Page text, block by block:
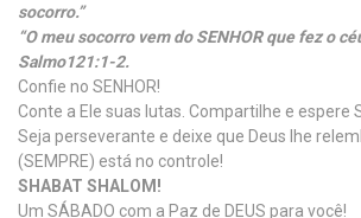
socorro.”
“O meu socorro vem do SENHOR que fez o
Salmo121:1-2.
Confie no SENHOR!
Conte a Ele suas lutas. Compartilhe e espere
Seja perseverante e deixe que Deus lhe
(SEMPRE) está no controle!
SHABAT SHALOM!
Um SÁBADO com a Paz de DEUS para você!